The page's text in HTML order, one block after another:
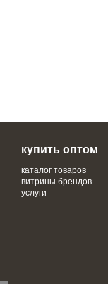
купить оптом
каталог товаров
витрины брендов
услуги